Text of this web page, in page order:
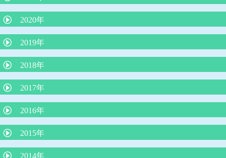
夜泣きにLGG乳酸菌（ヨーグルト）が効果的？
外来で３０分で分かるアレルギー検査は本当に信頼できるのか？
院長コラム 「魚アレルギー」
院長コラム アレルギー学会が言っている（積極的に負荷免疫療
院長コラム「魚をたべて蕁麻疹が出たら、魚アレルギーか？』
子宮頸がんワクチンを受けましょう！
2020年
院長コラム「アトピー性皮膚炎の最新知識：プロアクティブ療
法」
院長コラム 「子どもの便秘について」
子どもの微熱とは 院長コラム
院長コラム 令和２年５月号 「赤ちゃんは縦抱っこより、抱きし
められたい！」
乳児健診を受けられない保護者の方に伝えたいこと
2019年
インフルエンザの最新知識
ウイルス性下痢に整腸剤は効果なし
自家栽培のジャガイモの食中毒に注意！
りんご病は何度もかかる？？
抗インフルエンザ薬 新薬ゾフルーザによる「耐性」とはどうい
う意味か？
空気嚥下症（くうきえんげしょう）
2018年
苺状血管腫の治療がレーザー治療から内服（プロプラノロール）
治療へ
嘔吐下痢症に、吐き気止めや整腸剤は必要？？
「抗生剤は検査なしで出してはならない」という声明文（日本小
児科医会）
おちんちんの「むきむき体操」に物申す
2017年
子どもの肥満と肥満症
シナジス接種します
溶連菌感染症後の尿検査について
「３歳の自我の芽生え」
2016年
赤ちゃんの仙尾部の皮膚のくぼみ
L8020乳酸菌による虫歯予防
2015年
小１プロブレムとは
2014年